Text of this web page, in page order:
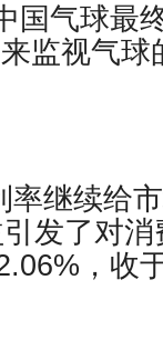
国气球最
监视气
继续给
发了对
，收